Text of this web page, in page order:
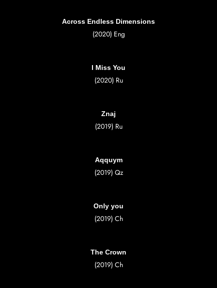
Across Endless Dimensions
(2020) Eng
I Miss You
(2020) Ru
Znaj
(2019) Ru
Aqquym
(2019) Qz
Only you
(2019) Ch
The Crown
(2019) Ch